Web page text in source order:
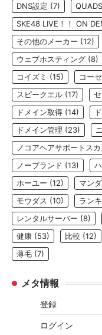
DNS設定 (7) QUADS
SKE48 LIVE！！ ON
その他のメーカー (12)
ウェブホスティング (8)
コイズミ (15) コー
スピークエル (17)
ドメイン取得 (14)
ドメイン管理 (23)
ノコアヘアサポートス
ノーブランド (13)
ホーユー (12) マン
モウダス (10) ラン
レンタルサーバー (8)
健康 (53) 比較 (12)
薄毛 (7)
メタ情報
登録
ログイン